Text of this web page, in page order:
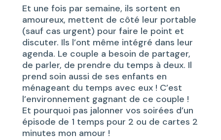
Et une fois par semaine, ils sortent en
amoureux, mettent de côté leur portable
(sauf cas urgent) pour faire le point et
discuter. Ils l’ont même intégré dans leur
agenda. Le couple a besoin de partager,
de parler, de prendre du temps à deux. Il
prend soin aussi de ses enfants en
ménageant du temps avec eux ! C’est
l’environnement gagnant de ce couple !
Et pourquoi pas jalonner vos soirées d’un
épisode de 1 temps pour 2 ou de cartes 2
minutes mon amour !